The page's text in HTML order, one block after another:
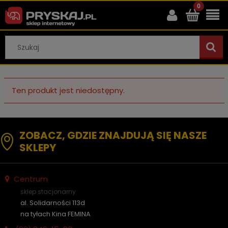
Ten produkt jest niedostępny.
ZOBACZ, GDZIE ZNAJDUJĄ SIĘ NASZE
SKLEPY
Centrum
sklep stacjonarny
al. Solidarności 113d
na tyłach Kina FEMINA